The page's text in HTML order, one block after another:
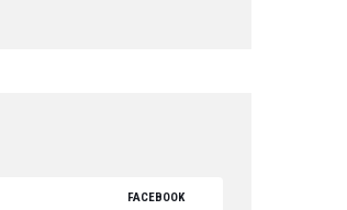
FACEBOOK